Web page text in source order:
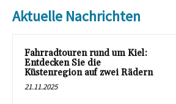
Aktuelle Nachrichten
Fahrradtouren rund um Kiel:
Entdecken Sie die
Küstenregion auf zwei Rädern
21.11.2025